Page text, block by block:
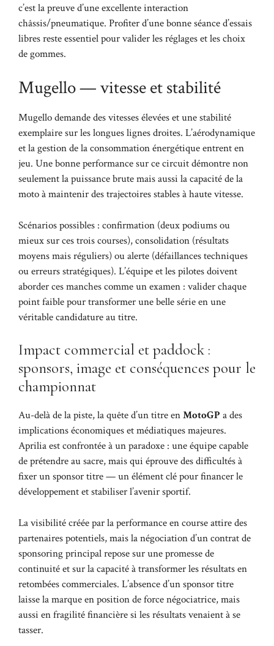
c’est la preuve d’une excellente interaction
châssis/pneumatique. Profiter d’une bonne séance d’essais
libres reste essentiel pour valider les réglages et les choix
de gommes.
Mugello — vitesse et stabilité
Mugello demande des vitesses élevées et une stabilité
exemplaire sur les longues lignes droites. L’aérodynamique
et la gestion de la consommation énergétique entrent en
jeu. Une bonne performance sur ce circuit démontre non
seulement la puissance brute mais aussi la capacité de la
moto à maintenir des trajectoires stables à haute vitesse.
Scénarios possibles : confirmation (deux podiums ou
mieux sur ces trois courses), consolidation (résultats
moyens mais réguliers) ou alerte (défaillances techniques
ou erreurs stratégiques). L’équipe et les pilotes doivent
aborder ces manches comme un examen : valider chaque
point faible pour transformer une belle série en une
véritable candidature au titre.
Impact commercial et paddock :
sponsors, image et conséquences pour le
championnat
Au-delà de la piste, la quête d’un titre enMotoGP a des
implications économiques et médiatiques majeures.
Aprilia est confrontée à un paradoxe : une équipe capable
de prétendre au sacre, mais qui éprouve des difficultés à
fixer un sponsor titre — un élément clé pour financer le
développement et stabiliser l’avenir sportif.
La visibilité créée par la performance en course attire des
partenaires potentiels, mais la négociation d’un contrat de
sponsoring principal repose sur une promesse de
continuité et sur la capacité à transformer les résultats en
retombées commerciales. L’absence d’un sponsor titre
laisse la marque en position de force négociatrice, mais
aussi en fragilité financière si les résultats venaient à se
tasser.